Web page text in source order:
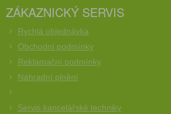
ZÁKAZNICKÝ SERVIS
Rychlá objednávka
Obchodní podmínky
Reklamační podmínky
Náhradní plnění
Servis kancelářské techniky